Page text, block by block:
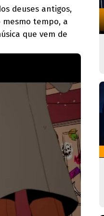
deuses antigos,
tempo, a
que vem de